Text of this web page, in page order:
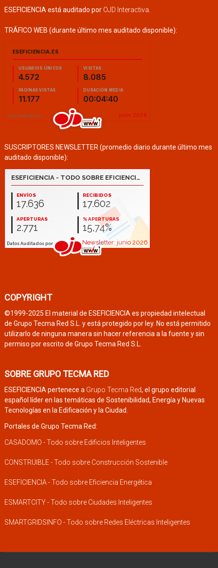
ESEFICIENCIA está auditado por OJD Interactiva.
TRÁFICO WEB (durante último mes auditado disponible):
SUSCRIPTORES NEWSLETTER (promedio diario durante último mes
auditado disponible):
COPYRIGHT
©1999-2025 El material de ESEFICIENCIA es propiedad intelectual
de Grupo Tecma Red S.L. y está protegido por ley. No está permitido
utilizarlo de ninguna manera sin hacer referencia a la fuente y sin
permiso por escrito de Grupo Tecma Red S.L.
SOBRE GRUPO TECMA RED
ESEFICIENCIA pertenece a Grupo Tecma Red, el grupo editorial
español líder en las temáticas de Sostenibilidad, Energía y Nuevas
Tecnologías en la Edificación y la Ciudad.
Portales de Grupo Tecma Red:
CASADOMO - Todo sobre Edificios Inteligentes
CONSTRUIBLE - Todo sobre Construcción Sostenible
ESEFICIENCIA - Todo sobre Eficiencia Energética
ESMARTCITY - Todo sobre Ciudades Inteligentes
SMARTGRIDSINFO - Todo sobre Redes Eléctricas Inteligentes